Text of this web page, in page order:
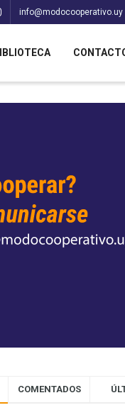
info@modocooperativo.uy
COMENTADOS